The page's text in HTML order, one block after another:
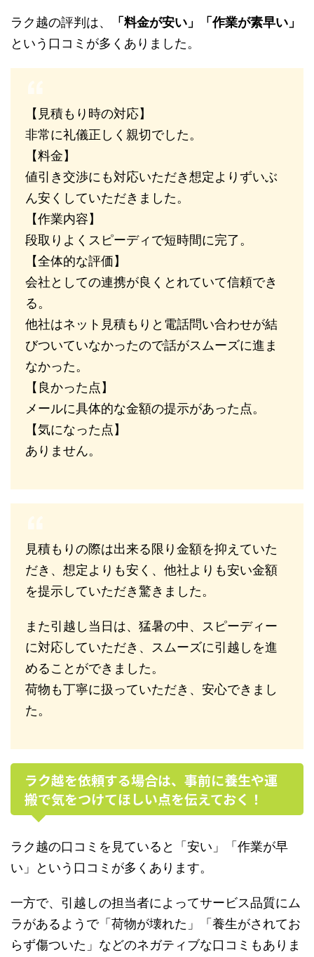
ラク越の評判は、
「料金が安い」「作業が素早い」
という口コミが多くありました。
【見積もり時の対応】
非常に礼儀正しく親切でした。
【料金】
値引き交渉にも対応いただき想定よりずいぶ
ん安くしていただきました。
【作業内容】
段取りよくスピーディで短時間に完了。
【全体的な評価】
会社としての連携が良くとれていて信頼でき
る。
他社はネット見積もりと電話問い合わせが結
びついていなかったので話がスムーズに進ま
なかった。
【良かった点】
メールに具体的な金額の提示があった点。
【気になった点】
ありません。
見積もりの際は出来る限り金額を抑えていた
だき、想定よりも安く、他社よりも安い金額
を提示していただき驚きました。
また引越し当日は、猛暑の中、スピーディー
に対応していただき、スムーズに引越しを進
めることができました。
荷物も丁寧に扱っていただき、安心できまし
た。
ラク越を依頼する場合は、事前に養生や運
搬で気をつけてほしい点を伝えておく！
ラク越の口コミを見ていると「安い」「作業が早
い」という口コミが多くあります。
一方で、引越しの担当者によってサービス品質にム
ラがあるようで「荷物が壊れた」「養生がされてお
らず傷ついた」などのネガティブな口コミもありま